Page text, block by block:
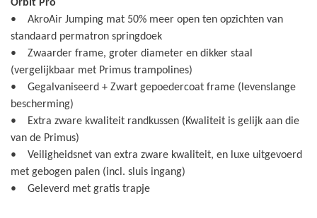
Orbit Pro
• AkroAir Jumping mat 50% meer open ten opzichten van
standaard permatron springdoek
• Zwaarder frame, groter diameter en dikker staal
(vergelijkbaar met Primus trampolines)
• Gegalvaniseerd + Zwart gepoedercoat frame (levenslange
bescherming)
• Extra zware kwaliteit randkussen (Kwaliteit is gelijk aan die
van de Primus)
• Veiligheidsnet van extra zware kwaliteit, en luxe uitgevoerd
met gebogen palen (incl. sluis ingang)
• Geleverd met gratis trapje